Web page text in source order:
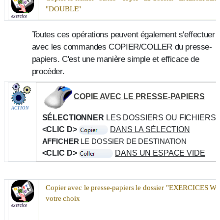
exercice
"DOUBLE"
Toutes ces opérations peuvent également s'effectuer
avec les commandesCOPIER/COLLERdu presse-
papiers. C'est une manière simple et efficace de
procéder.
ACTION
COPIE AVEC LE PRESSE-PAPIERS
SÉLECTIONNER LES DOSSIERS OU FICHIERS
<CLIC D>
DANS LA SÉLECTION
AFFICHER LE DOSSIER DE DESTINATION
<CLIC D> DANS UN ESPACE VIDE
exercice
Copier avec le presse-papiers le dossier "EXERCICES
votre choix